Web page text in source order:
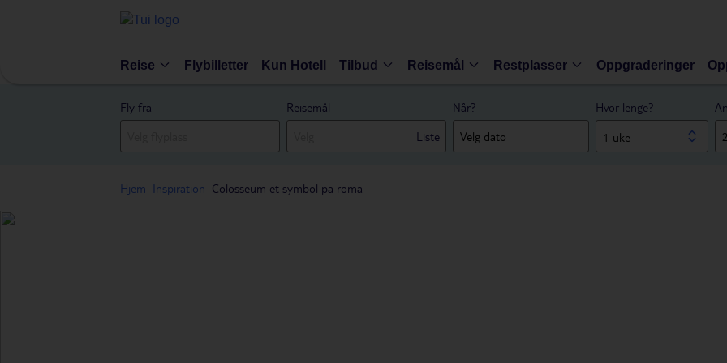
Reise Flybilletter Kun Hotell Tilbud Reisemål Restplasser Oppgraderinger
Fly fra
Reisemål
Liste
Når? Hvor lenge?
1 uke
Hjem Inspiration Colosseum et symbol pa roma